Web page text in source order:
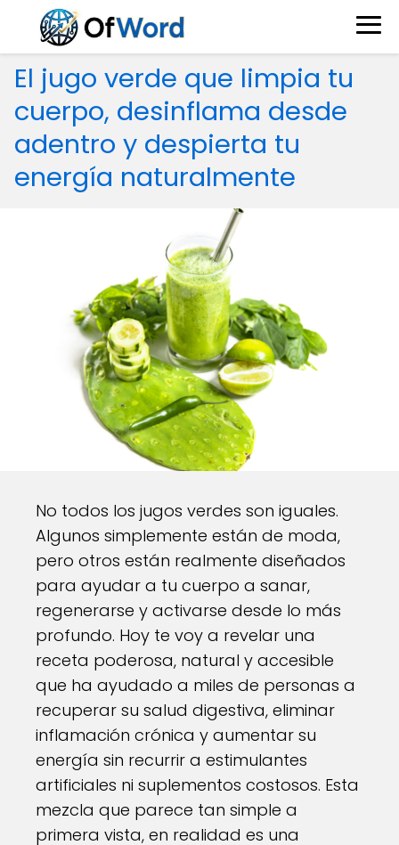
El jugo verde que limpia tu
cuerpo, desinflama desde
adentro y despierta tu
energía naturalmente
No todos los jugos verdes son iguales.
Algunos simplemente están de moda,
pero otros están realmente diseñados
para ayudar a tu cuerpo a sanar,
regenerarse y activarse desde lo más
profundo. Hoy te voy a revelar una
receta poderosa, natural y accesible
que ha ayudado a miles de personas a
recuperar su salud digestiva, eliminar
inflamación crónica y aumentar su
energía sin recurrir a estimulantes
artificiales ni suplementos costosos. Esta
mezcla que parece tan simple a
primera vista, en realidad es una